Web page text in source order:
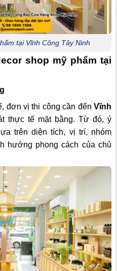
tại Vĩnh Công Tây Ninh
shop mỹ phẩm tại
đơn vị thi công cần đến Vĩnh
thực tế mặt bằng. Từ đó, ý
trên diện tích, vị trí, nhóm
hướng phong cách của chủ